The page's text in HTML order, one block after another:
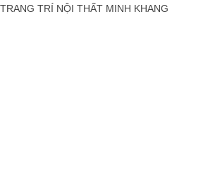
TRÍ NỘI THẤT MINH KHANG